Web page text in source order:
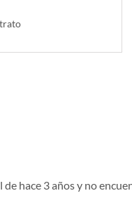
hace 3 años y no